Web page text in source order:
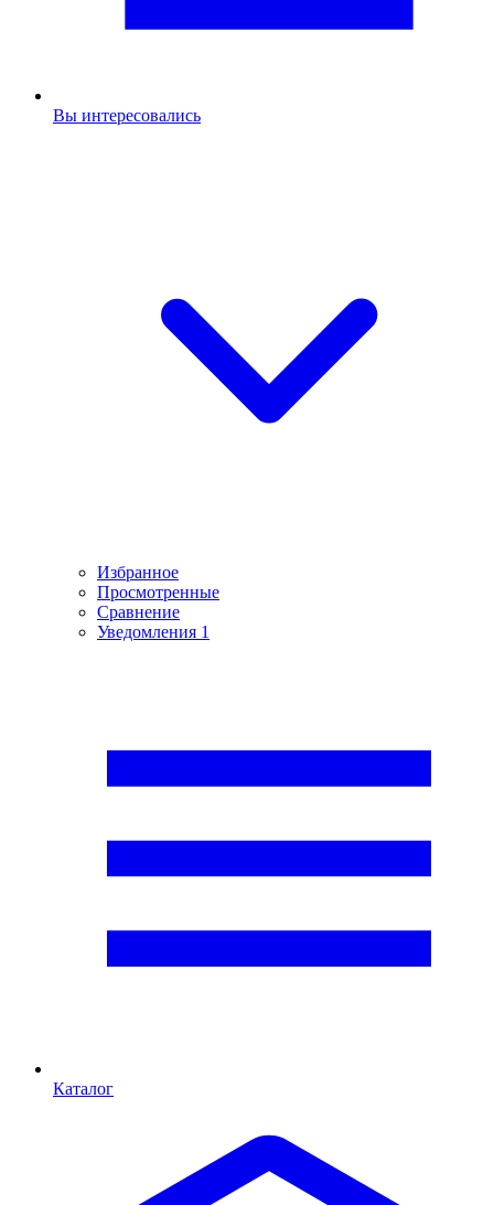
Вы интересовались
Избранное
Просмотренные
Сравнение
Уведомления 1
Каталог